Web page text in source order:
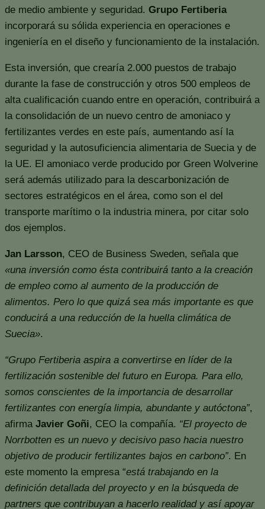
de medio ambiente y seguridad. Grupo Fertiberia
incorporará su sólida experiencia en operaciones e
ingeniería en el diseño y funcionamiento de la instalación.
Esta inversión, que crearía 2.000 puestos de trabajo
durante la fase de construcción y otros 500 empleos de
alta cualificación cuando entre en operación, contribuirá a
la consolidación de un nuevo centro de amoniaco y
fertilizantes verdes en este país, aumentando así la
seguridad y la autosuficiencia alimentaria de Suecia y de
la UE. El amoniaco verde producido por Green Wolverine
será además utilizado para la descarbonización de
sectores estratégicos en el área, como son el del
transporte marítimo o la industria minera, por citar solo
dos ejemplos.
Jan Larsson, CEO de Business Sweden, señala que
«una inversión como ésta contribuirá tanto a la creación
de empleo como al aumento de la producción de
alimentos. Pero lo que quizá sea más importante es que
conducirá a una reducción de la huella climática de
Suecia».
“Grupo Fertiberia aspira a convertirse en líder de la
fertilización sostenible del futuro en Europa. Para ello,
somos conscientes de la importancia de desarrollar
fertilizantes con energía limpia, abundante y autóctona”,
afirma Javier Goñi, CEO la compañía. “El proyecto de
Norrbotten es un nuevo y decisivo paso hacia nuestro
objetivo de producir fertilizantes bajos en carbono”. En
este momento la empresa “está trabajando en la
definición detallada del proyecto y en la búsqueda de
partners que contribuyan a hacerlo realidad y así apoyar